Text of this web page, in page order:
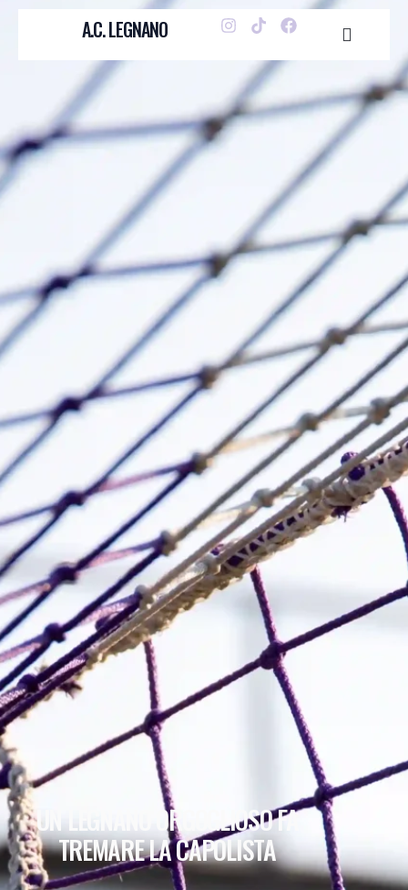
A.C. LEGNANO
UN LEGNANO ORGOGLIOSO FA
TREMARE LA CAPOLISTA